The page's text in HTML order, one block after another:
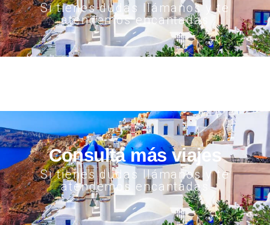
Si tienes dudas llámanos y te
atendemos encantadas
Consulta más viajes
Si tienes dudas llámanos y te
atendemos encantadas